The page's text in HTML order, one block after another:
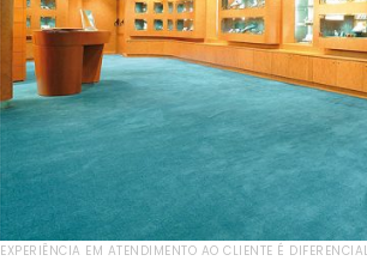
EXPERIÊNCIA EM ATENDIMENTO AO CLIENTE É